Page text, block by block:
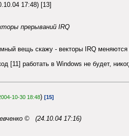
17:48) [13]
прерываний IRQ
вещь скажу - векторы IRQ меняются
[11] работать в Windows не будет,
10-30 18:48) [15]
© (24.10.04 17:16)